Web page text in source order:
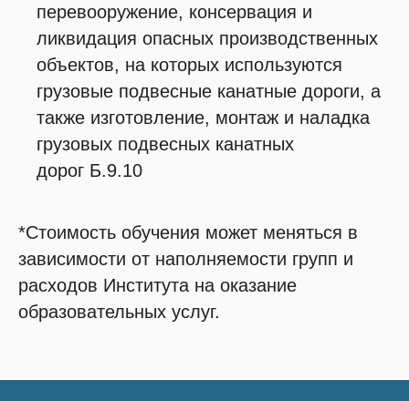
перевооружение, консервация и
ликвидация опасных производственных
объектов, на которых используются
грузовые подвесные канатные дороги, а
также изготовление, монтаж и наладка
грузовых подвесных канатных
дорог Б.9.10
*Стоимость обучения может меняться в
зависимости от наполняемости групп и
расходов Института на оказание
образовательных услуг.